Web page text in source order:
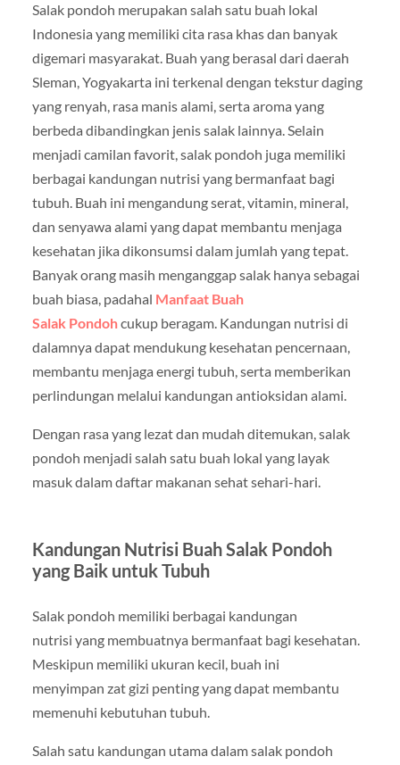
Salak pondoh merupakan salah satu buah lokal
Indonesia yang memiliki cita rasa khas dan banyak
digemari masyarakat. Buah yang berasal dari daerah
Sleman, Yogyakarta ini terkenal dengan tekstur daging
yang renyah, rasa manis alami, serta aroma yang
berbeda dibandingkan jenis salak lainnya. Selain
menjadi camilan favorit, salak pondoh juga memiliki
berbagai kandungan nutrisi yang bermanfaat bagi
tubuh. Buah ini mengandung serat, vitamin, mineral,
dan senyawa alami yang dapat membantu menjaga
kesehatan jika dikonsumsi dalam jumlah yang tepat.
Banyak orang masih menganggap salak hanya sebagai
buah biasa, padahal Manfaat Buah
Salak Pondohcukup beragam. Kandungan nutrisi di
dalamnya dapat mendukung kesehatan pencernaan,
membantu menjaga energi tubuh, serta memberikan
perlindungan melalui kandungan antioksidan alami.
Dengan rasa yang lezat dan mudah ditemukan, salak
pondoh menjadi salah satu buah lokal yang layak
masuk dalam daftar makanan sehat sehari-hari.
Kandungan Nutrisi Buah Salak Pondoh
yang Baik untuk Tubuh
Salak pondoh memiliki berbagai kandungan
nutrisi yang membuatnya bermanfaat bagi kesehatan.
Meskipun memiliki ukuran kecil, buah ini
menyimpan zat gizi penting yang dapat membantu
memenuhi kebutuhan tubuh.
Salah satu kandungan utama dalam salak pondoh